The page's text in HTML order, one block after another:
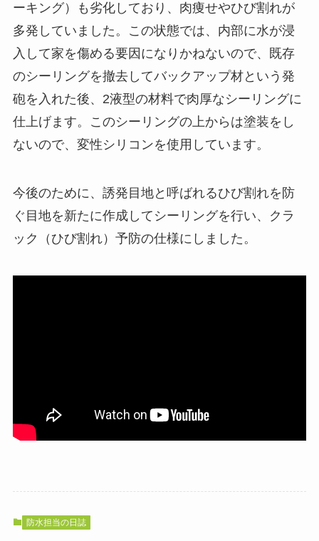
ーキング）も劣化しており、肉痩せやひび割れが
多発していました。この状態では、内部に水が浸
入して家を傷める要因になりかねないので、既存
のシーリングを撤去してバックアップ材という発
砲を入れた後、2液型の材料で肉厚なシーリングに
仕上げます。このシーリングの上からは塗装をし
ないので、変性シリコンを使用しています。
今後のために、誘発目地と呼ばれるひび割れを防
ぐ目地を新たに作成してシーリングを行い、クラ
ック（ひび割れ）予防の仕様にしました。
防水担当の日誌